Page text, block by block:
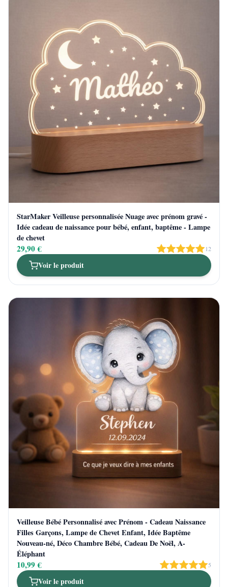
StarMaker Veilleuse personnalisée Nuage avec prénom gravé -
Idée cadeau de naissance pour bébé, enfant, baptême - Lampe
de chevet
29,90 € 12
Voir le produit
Veilleuse Bébé Personnalisé avec Prénom - Cadeau Naissance
Filles Garçons, Lampe de Chevet Enfant, Idée Baptême
Nouveau-né, Déco Chambre Bébé, Cadeau De Noël, A-
Éléphant
10,99 € 5
Voir le produit